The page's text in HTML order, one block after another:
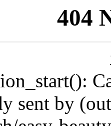
404
sent by